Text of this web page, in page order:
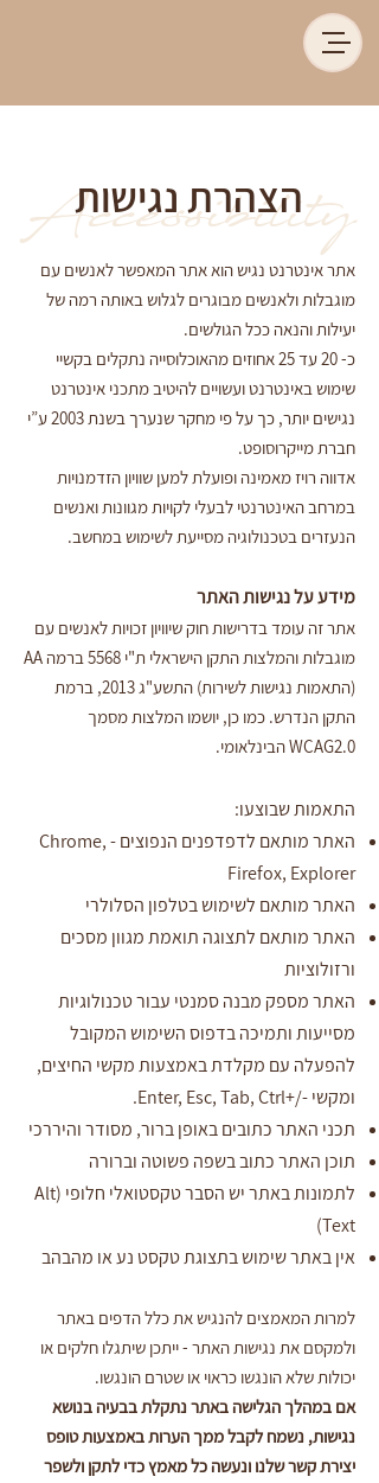
Accessibility
הצהרת נגישות
אתר אינטרנט נגיש הוא אתר המאפשר לאנשים עם
מוגבלות ולאנשים מבוגרים לגלוש באותה רמה של
יעילות והנאה ככל הגולשים.
כ- 20 עד 25 אחוזים מהאוכלוסייה נתקלים בקשיי
שימוש באינטרנט ועשויים להיטיב מתכני אינטרנט
נגישים יותר, כך על פי מחקר שנערך בשנת 2003 ע”י
חברת מייקרוסופט.
אדווה רויז מאמינה ופועלת למען שוויון הזדמנויות
במרחב האינטרנטי לבעלי לקויות מגוונות ואנשים
הנעזרים בטכנולוגיה מסייעת לשימוש במחשב.
מידע על נגישות האתר
אתר זה עומדבדרישות חוק שיוויון זכויות לאנשים עם
מוגבלות והמלצות התקן הישראלי ת"י 5568 ברמה AA
(התאמות נגישות לשירות) התשע"ג 2013, ברמת
התקן הנדרש. כמו כן, יושמו המלצות מסמך
WCAG2.0 הבינלאומי.
התאמות שבוצעו:
האתר מותאם לדפדפנים הנפוצים - Chrome,
Firefox, Explorer
האתר מותאם לשימוש בטלפון הסלולרי
האתר מותאם לתצוגה תואמת מגוון מסכים
ורזולוציות
האתר מספק מבנה סמנטי עבור טכנולוגיות
מסייעות ותמיכה בדפוס השימוש המקובל
להפעלה עם מקלדת באמצעות מקשי החיצים,
ומקשי -/+Enter, Esc, Tab, Ctrl.
תכני האתר כתובים באופן ברור, מסודר והיררכי
תוכן האתר כתוב בשפה פשוטה וברורה
לתמונות באתר יש הסבר טקסטואלי חלופי (Alt
Text)
אין באתר שימוש בתצוגת טקסט נע או מהבהב
למרות המאמצים להנגיש את כלל הדפים באתר
ולמקסם את נגישות האתר - ייתכן שיתגלו חלקים או
יכולות שלא הונגשו כראוי או שטרם הונגשו.
אם במהלך הגלישה באתר נתקלת בבעיה בנושא
נגישות, נשמח לקבל ממך הערות באמצעות טופס
יצירת קשר שלנו ונעשה כל מאמץ כדי לתקן ולשפר